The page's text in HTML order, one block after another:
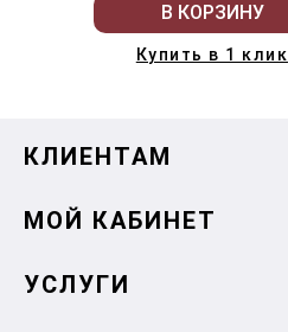
В КОРЗИНУ
Купить в 1 клик
КЛИЕНТАМ
МОЙ КАБИНЕТ
УСЛУГИ